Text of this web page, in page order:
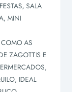
SALA
MINI
AS
ZAGOTTIS E
IDEAL